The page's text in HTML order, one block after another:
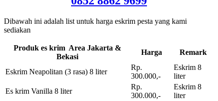
Dibawah ini adalah list untuk harga eskrim pesta yang kami
sediakan
Produk es krim Area Jakarta &
Bekasi
Harga Remark
Eskrim Neapolitan (3 rasa) 8 liter
Rp.
300.000,-
Eskrim 8
liter
Es krim Vanilla 8 liter
Rp.
300.000,-
Eskrim 8
liter